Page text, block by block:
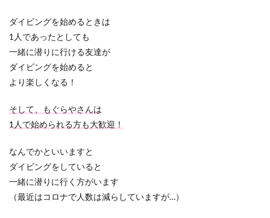
ダイビングを始めるときは
1人であったとしても
一緒に潜りに行ける友達が
ダイビングを始めると
より楽しくなる！
そして、もぐらやさんは
1人で始められる方も大歓迎！
なんでかといいますと
ダイビングをしていると
一緒に潜りに行く方がいます
（最近はコロナで人数は減らしていますが…）